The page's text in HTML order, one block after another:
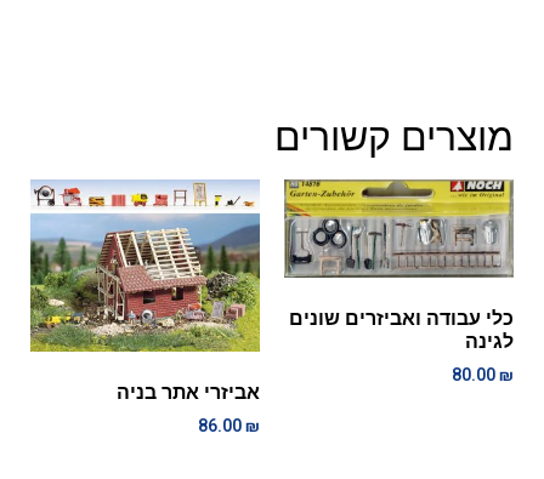
מוצרים קשורים
כלי עבודה ואביזרים שונים
לגינה
80.00₪
אביזרי אתר בניה
86.00₪